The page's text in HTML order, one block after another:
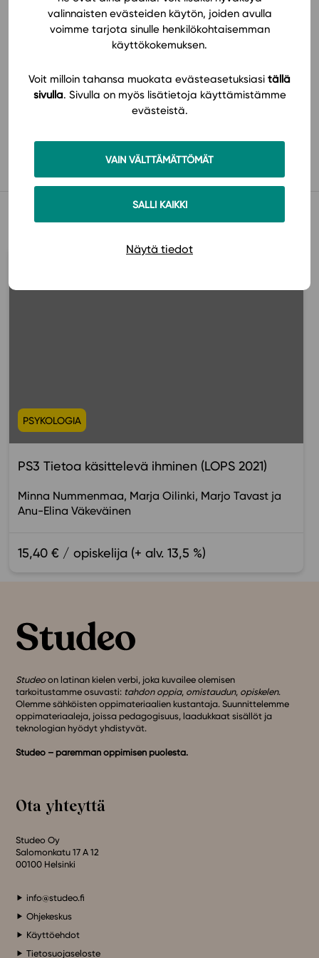
valinnaisten evästeiden käytön, joiden avulla
voimme tarjota sinulle henkilökohtaisemman
käyttökokemuksen.
Voit milloin tahansa muokata evästeasetuksiasi tällä
sivulla. Sivulla on myös lisätietoja käyttämistämme
evästeistä.
VAIN VÄLTTÄMÄTTÖMÄT
SALLI KAIKKI
Näytä tiedot
PSYKOLOGIA
PS3 Tietoa käsittelevä ihminen (LOPS 2021)
Minna Nummenmaa Marja Oilinki Marjo Tavast
Anu-Elina Väkeväinen
15,40 € / opiskelija (+ alv. 13,5 %)
Studeo on latinan kielen verbi, joka kuvailee olemisen
tarkoitustamme osuvasti: tahdon oppia, omistaudun, opiskelen.
Olemme sähköisten oppimateriaalien kustantaja. Suunnittelemme
oppimateriaaleja, joissa pedagogisuus, laadukkaat sisällöt ja
teknologian hyödyt yhdistyvät.
Studeo – paremman oppimisen puolesta.
Ota yhteyttä
Studeo Oy
Salomonkatu 17 A 12
00100 Helsinki
info@studeo.fi
Ohjekeskus
Käyttöehdot
Tietosuojaseloste